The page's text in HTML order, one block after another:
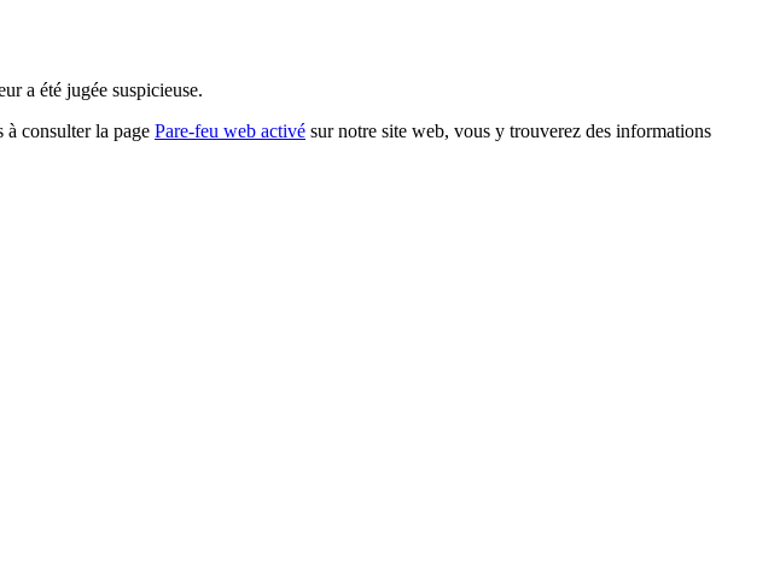
a été jugée suspicieuse.
à consulter la page Pare-feu web activé sur notre site web, vous y trouverez des informations